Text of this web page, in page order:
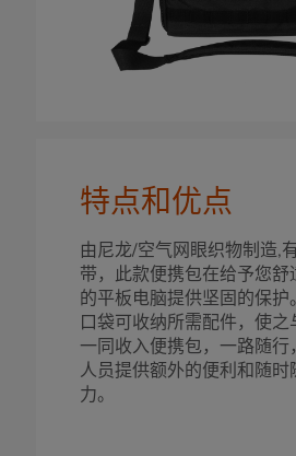
特点和优点
由尼龙/空气网眼织物制造,
带，此款便携包在给予您舒
的平板电脑提供坚固的保护
口袋可收纳所需配件，使之
一同收入便携包，一路随行
人员提供额外的便利和随时
力。